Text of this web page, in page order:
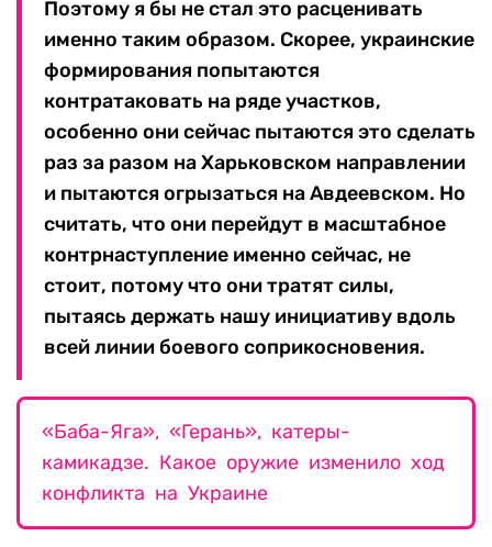
Поэтому я бы не стал это расценивать
именно таким образом. Скорее, украинские
формирования попытаются
контратаковать на ряде участков,
особенно они сейчас пытаются это сделать
раз за разом на Харьковском направлении
и пытаются огрызаться на Авдеевском. Но
считать, что они перейдут в масштабное
контрнаступление именно сейчас, не
стоит, потому что они тратят силы,
пытаясь держать нашу инициативу вдоль
всей линии боевого соприкосновения.
«Баба-Яга», «Герань», катеры-
камикадзе. Какое оружие изменило ход
конфликта на Украине